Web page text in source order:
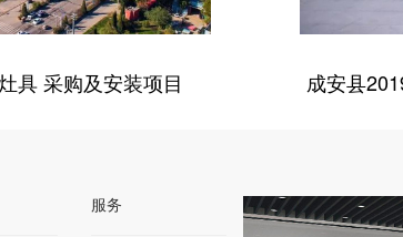
翼城县住房和城乡建设管理局 “
服务